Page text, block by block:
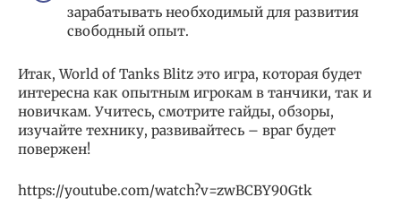
зарабатывать необходимый для развития
свободный опыт.
Итак, World of Tanks Blitz это игра, которая будет
интересна как опытным игрокам в танчики, так и
новичкам. Учитесь, смотрите гайды, обзоры,
изучайте технику, развивайтесь – враг будет
повержен!
https://youtube.com/watch?v=zwBCBY90Gtk